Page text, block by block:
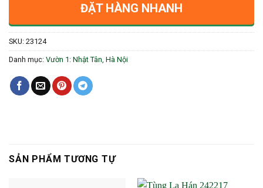
ĐẶT HÀNG NHANH
SKU: 23124
Danh mục: Vườn 1: Nhật Tân, Hà Nội
SẢN PHẨM TƯƠNG TỰ